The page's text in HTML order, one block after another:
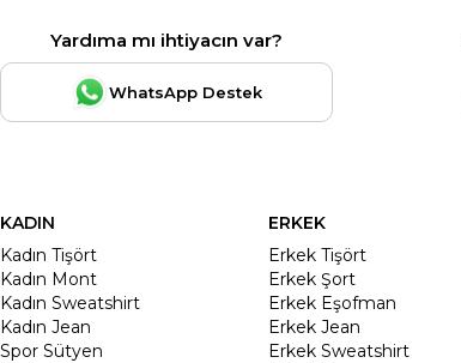
Yardıma mı ihtiyacın var?
WhatsApp Destek
KADIN
Kadın Tişört
Kadın Mont
Kadın Sweatshirt
Kadın Jean
Spor Sütyen
ERKEK
Erkek Tişört
Erkek Şort
Erkek Eşofman
Erkek Jean
Erkek Sweatshirt